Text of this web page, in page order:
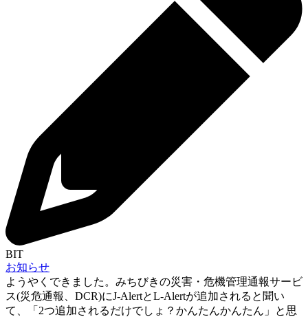
BIT
お知らせ
ようやくできました。みちびきの災害・危機管理通報サービ
ス(災危通報、DCR)にJ-AlertとL-Alertが追加されると聞い
て、「2つ追加されるだけでしょ？かんたんかんたん」と思